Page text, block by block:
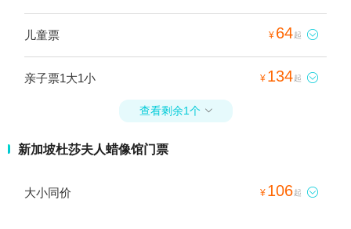
儿童票 ¥ 64起 
亲子票1大1小 ¥ 134起 
查看剩余1个 
新加坡杜莎夫人蜡像馆门票
大小同价 ¥ 106起 